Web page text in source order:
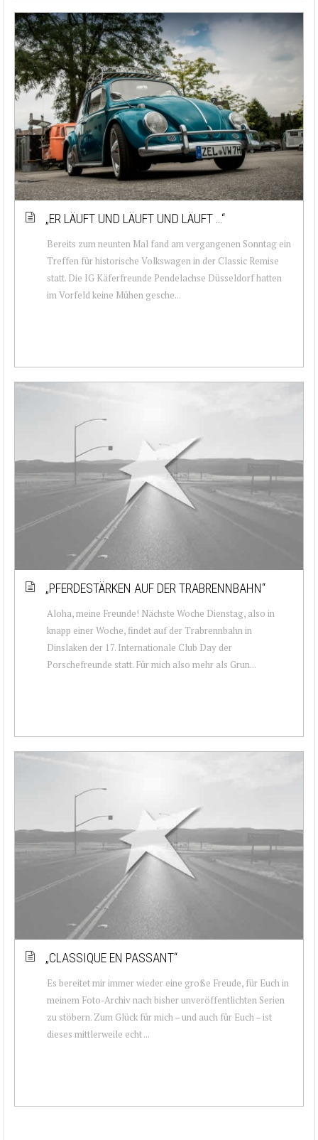
„ER LÄUFT UND LÄUFT UND LÄUFT …“
Bereits zum neunten Mal fand am vergangenen Sonntag ein
Treffen für historische Volkswagen in der Classic Remise
statt. Die IG Käferfreunde Pendelachse Düsseldorf hatten
im Vorfeld keine Mühen gesche...
„PFERDESTÄRKEN AUF DER TRABRENNBAHN“
Aloha, meine Freunde! Nächste Woche Dienstag, also in
knapp einer Woche, findet auf der Trabrennbahn in
Dinslaken der 17. Internationale Club Day der
Porschefreunde statt. Für mich also mehr als Grun...
„CLASSIQUE EN PASSANT“
Es bereitet mir immer wieder eine große Freude, für Euch in
meinem Foto-Archiv nach bisher unveröffentlichten Serien
zu stöbern. Zum Glück für mich – und auch für Euch – ist
dieses mittlerweile echt ...